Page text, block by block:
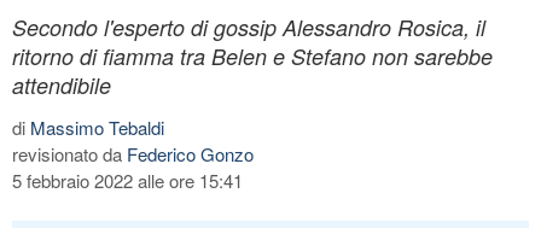
Secondo l'esperto di gossip Alessandro Rosica, il
ritorno di fiamma tra Belen e Stefano non sarebbe
attendibile
di Massimo Tebaldi
revisionato da Federico Gonzo
5 febbraio 2022 alle ore 15:41